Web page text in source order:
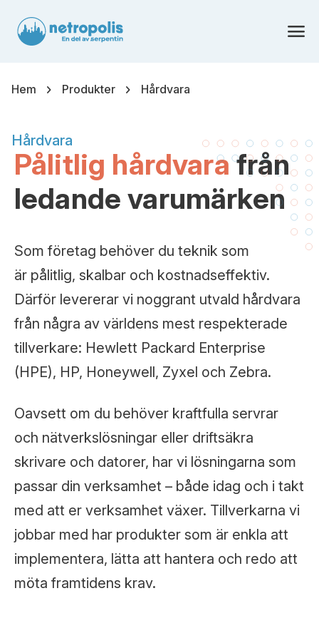
menu
Hem chevron_right Produkter chevron_right Hårdvara
Hårdvara
Pålitlig hårdvarafrån
ledande varumärken
Som företag behöver du teknik som
är pålitlig, skalbar och kostnadseffektiv.
Därför levererar vi noggrant utvald hårdvara
från några av världens mest respekterade
tillverkare: Hewlett Packard Enterprise
(HPE), HP, Honeywell, Zyxel och Zebra.
Oavsett om du behöver kraftfulla servrar
och nätverkslösningar eller driftsäkra
skrivare och datorer, har vi lösningarna som
passar din verksamhet – både idag och i takt
med att er verksamhet växer. Tillverkarna vi
jobbar med har produkter som är enkla att
implementera, lätta att hantera och redo att
möta framtidens krav.